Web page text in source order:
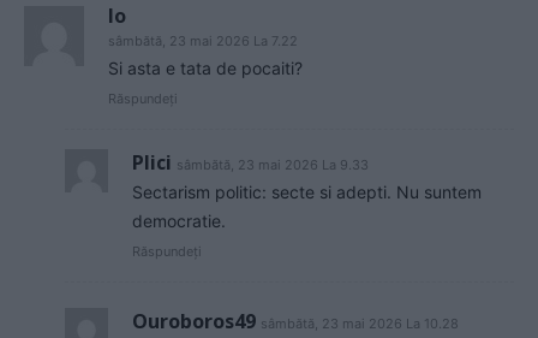
Io
sâmbătă, 23 mai 2026 La 7.22
Si asta e tata de pocaiti?
Răspundeți
Plici sâmbătă, 23 mai 2026 La 9.33
Sectarism politic: secte si adepti. Nu suntem
democratie.
Răspundeți
Ouroboros49 sâmbătă, 23 mai 2026 La 10.28